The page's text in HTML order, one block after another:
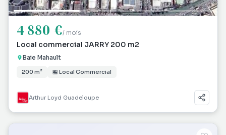
4 880 €/ mois
Local commercial JARRY 200 m2
Baie Mahault
200 m² 🏪 Local Commercial
Arthur Loyd Guadeloupe